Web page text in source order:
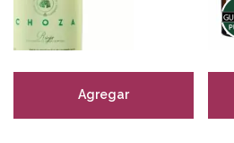
Agregar